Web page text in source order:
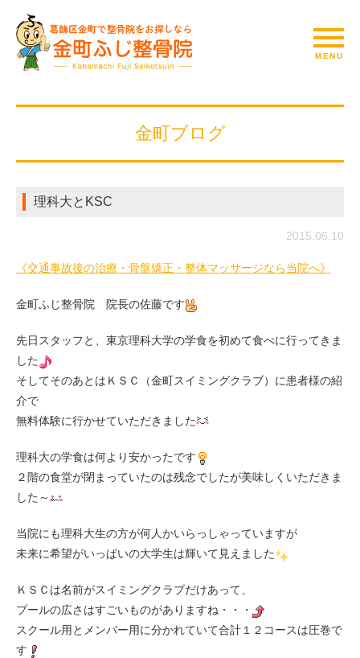
金町ブログ
理科大とKSC
2015.06.10
《交通事故後の治療・骨盤矯正・整体マッサージなら当院へ》
金町ふじ整骨院 院長の佐藤です
先日スタッフと、東京理科大学の学食を初めて食べに行ってきま
した
そしてそのあとはＫＳＣ（金町スイミングクラブ）に患者様の紹
介で
無料体験に行かせていただきました
理科大の学食は何より安かったです
２階の食堂が閉まっていたのは残念でしたが美味しくいただきま
した～
当院にも理科大生の方が何人かいらっしゃっていますが
未来に希望がいっぱいの大学生は輝いて見えました
ＫＳＣは名前がスイミングクラブだけあって、
プールの広さはすごいものがありますね・・・
スクール用とメンバー用に分かれていて合計１２コースは圧巻で
す